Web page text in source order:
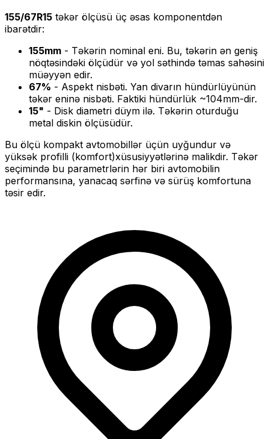
155/67R15 təkər ölçüsü üç əsas komponentdən
ibarətdir:
155mm - Təkərin nominal eni. Bu, təkərin ən geniş
nöqtəsindəki ölçüdür və yol səthində təmas sahəsini
müəyyən edir.
67% - Aspekt nisbəti. Yan divarın hündürlüyünün
təkər eninə nisbəti. Faktiki hündürlük ~104mm-dir.
15" - Disk diametri düym ilə. Təkərin oturduğu
metal diskin ölçüsüdür.
Bu ölçü kompakt avtomobillər üçün uyğundur və
yüksək profilli (komfort)xüsusiyyətlərinə malikdir. Təkər
seçimində bu parametrlərin hər biri avtomobilin
performansına, yanacaq sərfinə və sürüş komfortuna
təsir edir.